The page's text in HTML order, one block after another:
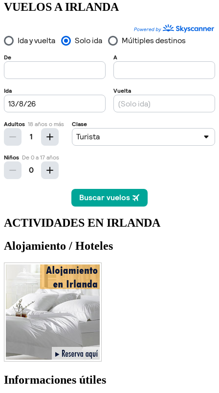
VUELOS A IRLANDA
ACTIVIDADES EN IRLANDA
Alojamiento / Hoteles
Informaciones útiles